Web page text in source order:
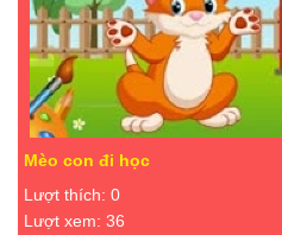
Mèo con đi học
Lượt thích: 0
Lượt xem: 36